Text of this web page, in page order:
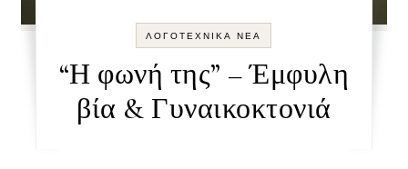
ΛΟΓΟΤΕΧΝΙΚΑ ΝΕΑ
“Η φωνή της” – Έμφυλη
βία & Γυναικοκτονιά